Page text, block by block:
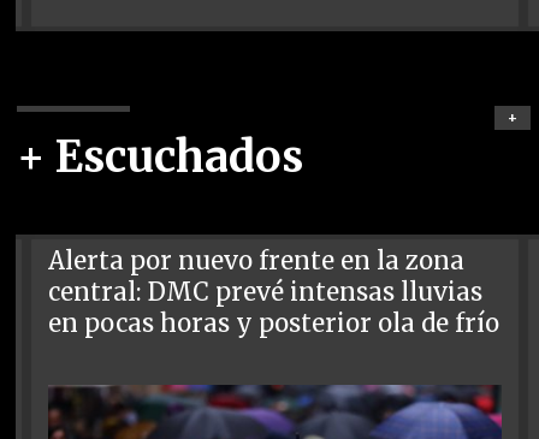
+ Escuchados
+
Alerta por nuevo frente en la zona
central: DMC prevé intensas lluvias
en pocas horas y posterior ola de frío